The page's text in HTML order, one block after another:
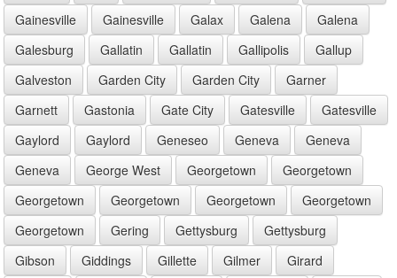
Gainesville
Gainesville Galax Galena
Galena
Galesburg
Gallatin Gallatin Gallipolis
Gallup
Galveston
Garden City Garden City
Garner
Garnett
Gastonia Gate City Gatesville
Gatesville
Gaylord
Gaylord Geneseo Geneva
Geneva
Geneva
George West Georgetown
Georgetown
Georgetown
Georgetown Georgetown
Georgetown
Georgetown
Gering Gettysburg
Gettysburg
Gibson
Giddings Gillette Gilmer
Girard